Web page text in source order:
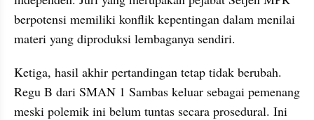
berpotensi memiliki konflik kepentingan dalam menilai
materi yang diproduksi lembaganya sendiri.
Ketiga, hasil akhir pertandingan tetap tidak berubah.
Regu B dari SMAN 1 Sambas keluar sebagai pemenang
meski polemik ini belum tuntas secara prosedural. Ini